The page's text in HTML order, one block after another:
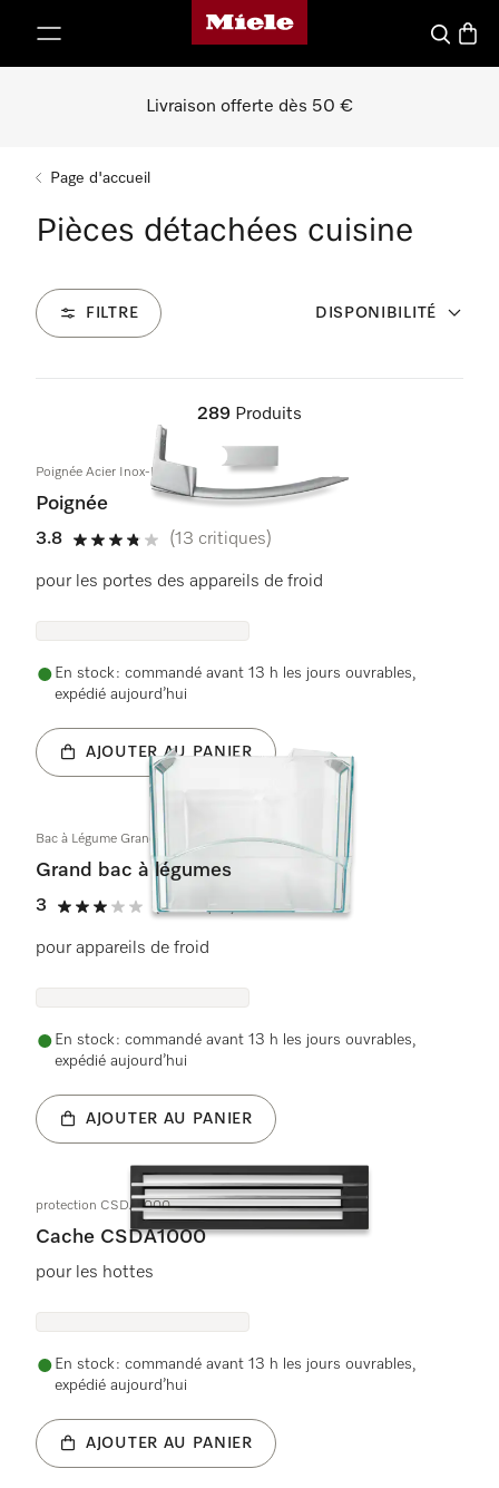
Page d'accueil de Miele
Panier
Livraison offerte dès 50 €
Page d'accueil
Pièces détachées cuisine
FILTRE DISPONIBILITÉ
289 Produits
Poignée Acier Inox-Look
Poignée
3.8
3.8 étoiles sur 5
(13 critiques)
pour les portes des appareils de froid
En stock : commandé avant 13 h les jours ouvrables,
expédié aujourd’hui
AJOUTER AU PANIER
Bac à Légume Grand 236x440x190
Grand bac à légumes
3
3 étoiles sur 5
(1 critique)
pour appareils de froid
En stock : commandé avant 13 h les jours ouvrables,
expédié aujourd’hui
AJOUTER AU PANIER
protection CSDA1000
Cache CSDA1000
pour les hottes
En stock : commandé avant 13 h les jours ouvrables,
expédié aujourd’hui
AJOUTER AU PANIER